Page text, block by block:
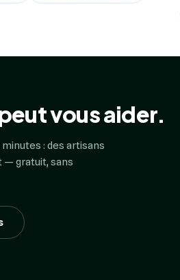
vous aider.
: des artisans
— gratuit, sans